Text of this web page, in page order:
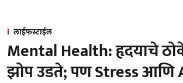
लाईफस्टाईल
Mental Health: हृदयाचे
झोप उडते; पण Stress आणि